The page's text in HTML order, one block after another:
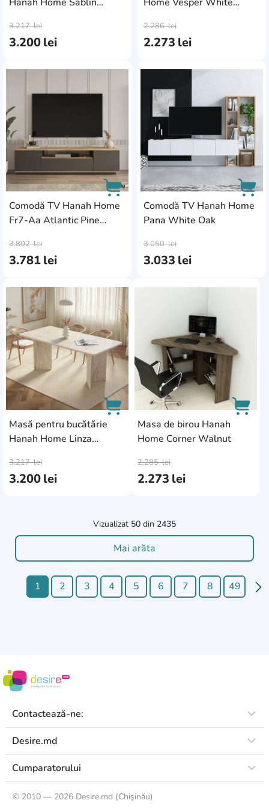
3.200lei
3.217lei
2.273 lei
2.286lei
Comodă TV Hanah Home
Fr7-Aa Atlantic Pine
3.781lei
3.802lei
Comodă TV Hanah Home
Pana White Oak
3.033 lei
3.050lei
Masă pentru bucătărie
Hanah Home Linza
3.200lei
3.217lei
AddCardToFavourite
Masa de birou Hanah
Home Corner Walnut
2.273 lei
2.285lei
Vizualizat 50 din 2435
Mai arăta
1 2 3 4 5 6 7 8 49
Contactează-ne:
Desire.md
Cumparatorului
© 2010 — 2026 Desire.md (Chişinău)